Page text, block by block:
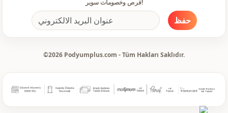
فرص وخصومات سوبر!
حفظ
©2026 Podyumplus.com - Tüm Hakları Saklıdır.